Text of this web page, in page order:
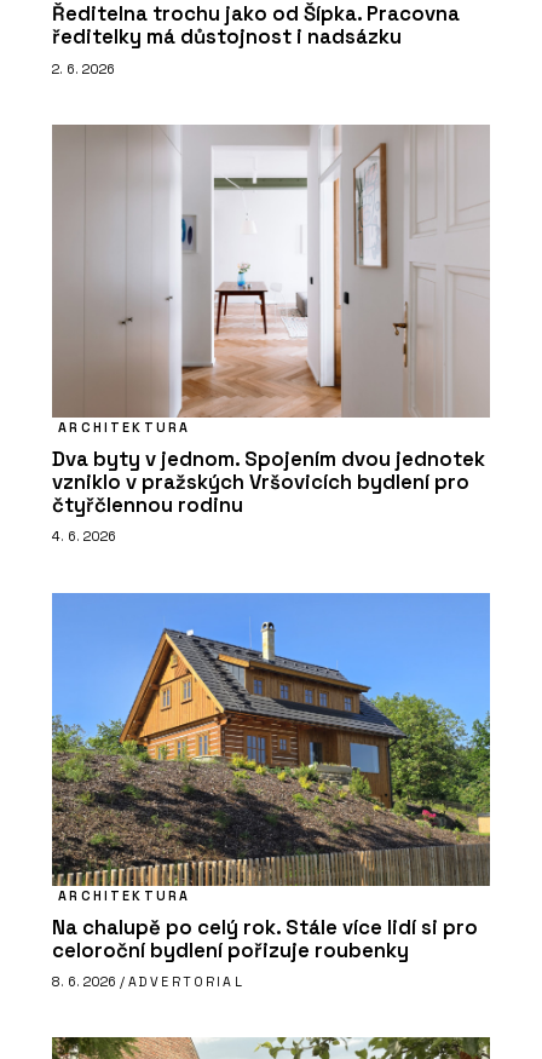
Ředitelna trochu jako od Šípka. Pracovna
ředitelky má důstojnost i nadsázku
2. 6. 2026
ARCHITEKTURA
Dva byty v jednom. Spojením dvou jednotek
vzniklo v pražských Vršovicích bydlení pro
čtyřčlennou rodinu
4. 6. 2026
ARCHITEKTURA
Na chalupě po celý rok. Stále více lidí si pro
celoroční bydlení pořizuje roubenky
8. 6. 2026 / ADVERTORIAL